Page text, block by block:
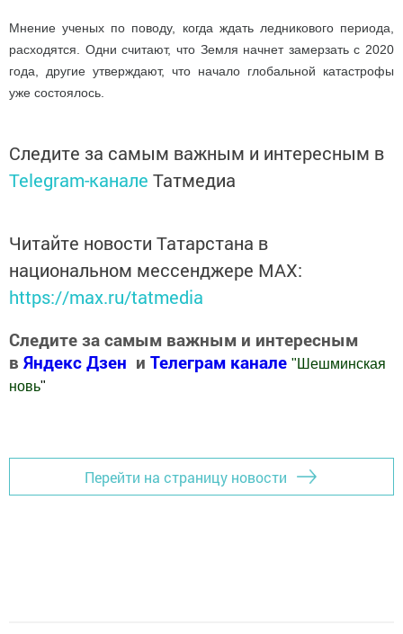
Мнение ученых по поводу, когда ждать ледникового периода,
расходятся. Одни считают, что Земля начнет замерзать с 2020
года, другие утверждают, что начало глобальной катастрофы
уже состоялось.
Следите за самым важным и интересным в
Telegram-канале Татмедиа
Читайте новости Татарстана в
национальном мессенджере MАХ:
https://max.ru/tatmedia
Следите за самым важным и интересным
в Яндекс Дзен и Телеграм канале " Шешминская
новь"
Перейти на страницу новости